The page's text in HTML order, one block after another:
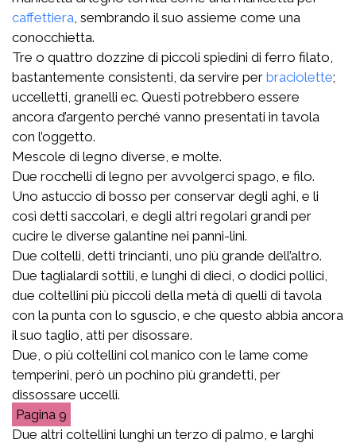
caffettiera , sembrando il suo assieme come una
conocchietta.
Tre o quattro dozzine di piccoli spiedini di ferro filato,
bastantemente consistenti, da servire per braciolette;
uccelletti, granelli ec. Questi potrebbero essere
ancora d’argento perché vanno presentati in tavola
con l’oggetto.
Mescole di legno diverse, e molte.
Due rocchelli di legno per avvolgerci spago, e filo.
Uno astuccio di bosso per conservar degli aghi, e li
così detti saccolari, e degli altri regolari grandi per
cucire le diverse galantine nei panni-lini.
Due coltelli, detti trincianti, uno più grande dell’altro.
Due taglialardi sottili, e lunghi di dieci, o dodici pollici,
due coltellini più piccoli della metà di quelli di tavola
con la punta con lo sguscio, e che questo abbia ancora
il suo taglio, atti per disossare.
Due, o più coltellini col manico con le lame come
temperini, però un pochino più grandetti, per
dissossare uccelli.
9
Due altri coltellini lunghi un terzo di palmo, e larghi